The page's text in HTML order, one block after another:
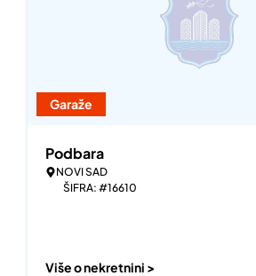
Garaže
Podbara
NOVI SAD
ŠIFRA: #16610
Više o nekretnini >